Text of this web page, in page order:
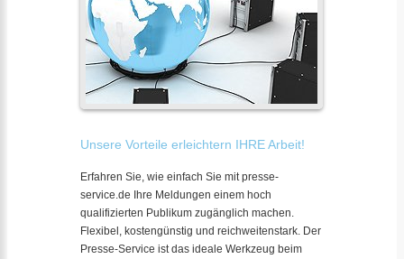
Unsere Vorteile erleichtern IHRE Arbeit!
Erfahren Sie, wie einfach Sie mit presse-
service.de Ihre Meldungen einem hoch
qualifizierten Publikum zugänglich machen.
Flexibel, kostengünstig und reichweitenstark. Der
Presse-Service ist das ideale Werkzeug beim